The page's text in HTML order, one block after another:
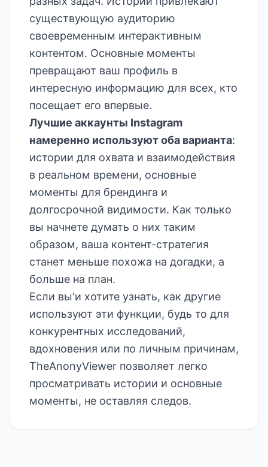
существующую аудиторию
своевременным интерактивным
контентом. Основные моменты
превращают ваш профиль в
интересную информацию для всех, кто
посещает его впервые.
Лучшие аккаунты Instagram
намеренно используют оба варианта:
истории для охвата и взаимодействия
в реальном времени, основные
моменты для брендинга и
долгосрочной видимости. Как только
вы начнете думать о них таким
образом, ваша контент-стратегия
станет меньше похожа на догадки, а
больше на план.
Если вы'и хотите узнать, как другие
используют эти функции, будь то для
конкурентных исследований,
вдохновения или по личным причинам,
TheAnonyViewer позволяет легко
просматривать истории и основные
моменты, не оставляя следов.